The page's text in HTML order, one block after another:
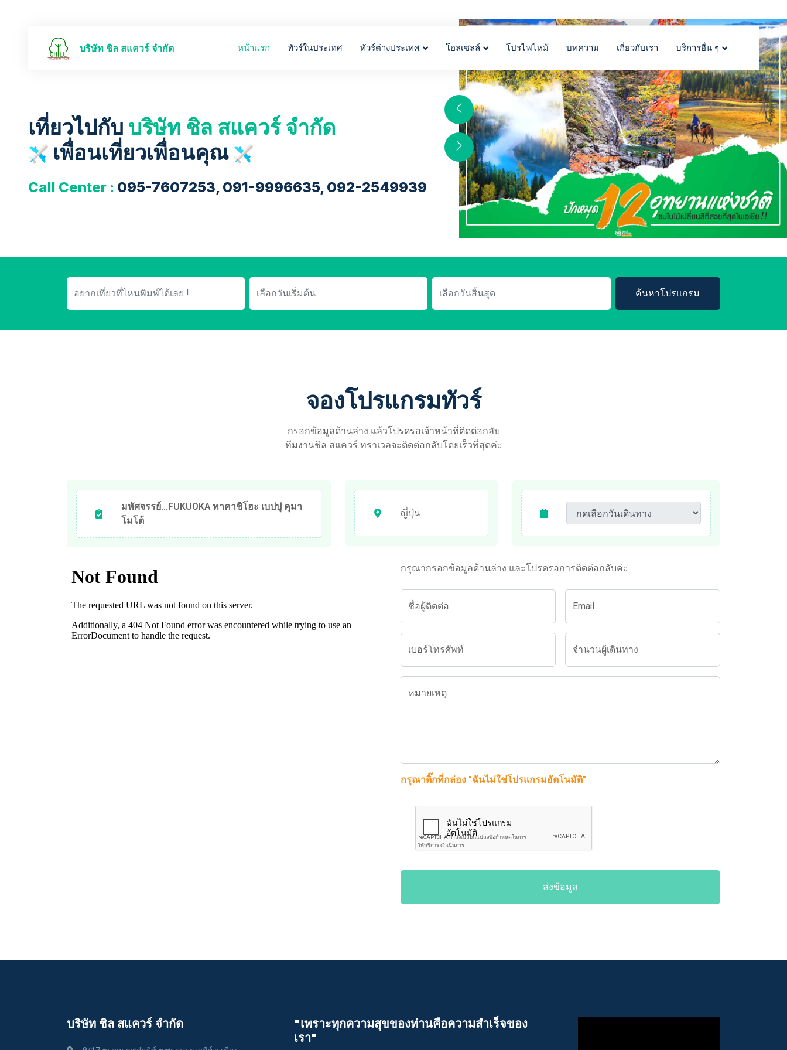
บริษัท ชิล สแควร์ จำกัด หน้าแรก ทัวร์ในประเทศ ทัวร์ต่างประเทศ โฮลเซลล์ โปรไฟไหม้ บทความ เกี่ยวกับเรา บริการอื่น ๆ
เที่ยวไปกับ บริษัท ชิล สแควร์ จำกัด
เพื่อนเที่ยวเพื่อนคุณ
Call Center : 095-7607253, 091-9996635, 092-2549939
ค้นหาโปรแกรม
จองโปรแกรมทัวร์
กรอกข้อมูลด้านล่าง แล้วโปรดรอเจ้าหน้าที่ติดต่อกลับ
ทีมงานชิล สแควร์ ทราเวลจะติดต่อกลับโดยเร็วที่สุดค่ะ
มหัศจรรย์...FUKUOKA ทาคาชิโฮะ เบปปุ คุมา
โมโต้
ญี่ปุ่น
กรุณากรอกข้อมูลด้านล่าง และโปรดรอการติดต่อกลับค่ะ
ชื่อผู้ติดต่อ Email
เบอร์โทรศัพท์ จำนวนผู้เดินทาง
หมายเหตุ
กรุณาติ๊กที่กล่อง "ฉันไม่ใช่โปรแกรมอัตโนมัติ"
ส่งข้อมูล
บริษัท ชิล สแควร์ จำกัด
"เพราะทุกความสุขของท่านคือความสําเร็จของ
เรา"